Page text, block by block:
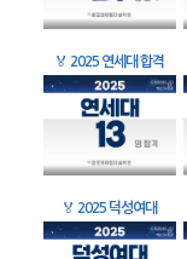
🏅 2025 연세대 합격
🏅 2025 덕성여대